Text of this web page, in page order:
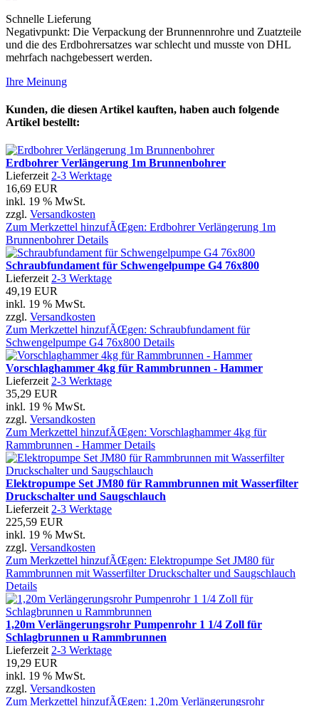
Schnelle Lieferung
Negativpunkt: Die Verpackung der Brunnennrohre und Zuatzteile
und die des Erdbohrersatzes war schlecht und musste von DHL
mehrfach nachgebessert werden.
Ihre Meinung
Kunden, die diesen Artikel kauften, haben auch folgende
Artikel bestellt:
Erdbohrer Verlängerung 1m Brunnenbohrer
Lieferzeit2-3 Werktage
16,69 EUR
inkl. 19 % MwSt.
zzgl. Versandkosten
Zum Merkzettel hinzufÃŒgen: Erdbohrer Verlängerung 1m
Brunnenbohrer Details
Schraubfundament für Schwengelpumpe G4 76x800
Lieferzeit2-3 Werktage
49,19 EUR
inkl. 19 % MwSt.
zzgl. Versandkosten
Zum Merkzettel hinzufÃŒgen: Schraubfundament für
Schwengelpumpe G4 76x800 Details
Vorschlaghammer 4kg für Rammbrunnen - Hammer
Lieferzeit2-3 Werktage
35,29 EUR
inkl. 19 % MwSt.
zzgl. Versandkosten
Zum Merkzettel hinzufÃŒgen: Vorschlaghammer 4kg für
Rammbrunnen - Hammer Details
Elektropumpe Set JM80 für Rammbrunnen mit Wasserfilter
Druckschalter und Saugschlauch
Lieferzeit2-3 Werktage
225,59 EUR
inkl. 19 % MwSt.
zzgl. Versandkosten
Zum Merkzettel hinzufÃŒgen: Elektropumpe Set JM80 für
Rammbrunnen mit Wasserfilter Druckschalter und Saugschlauch
Details
1,20m Verlängerungsrohr Pumpenrohr 1 1/4 Zoll für
Schlagbrunnen u Rammbrunnen
Lieferzeit2-3 Werktage
19,29 EUR
inkl. 19 % MwSt.
zzgl. Versandkosten
Zum Merkzettel hinzufÃŒgen: 1,20m Verlängerungsrohr